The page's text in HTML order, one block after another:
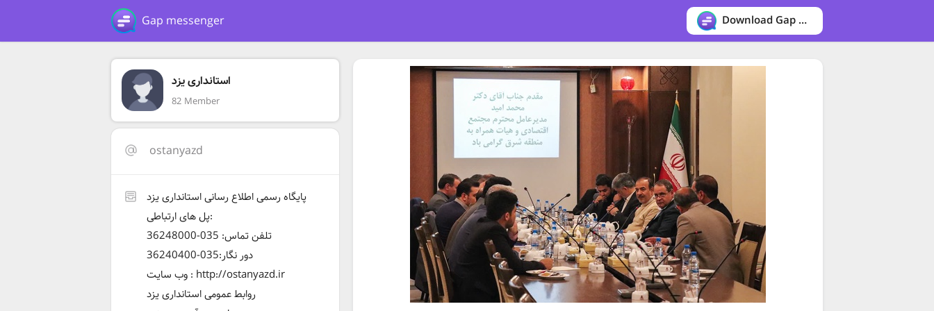
Gap messenger Download Gap messenger
استانداری يزد
82 Member
ostanyazd
پایگاه رسمی اطلاع رسانی استانداری يزد
پل های ارتباطی:
تلفن تماس: 035-36248000
دور نگار:035-36240400
وب سایت : http://ostanyazd.ir
روابط عمومی استانداری يزد